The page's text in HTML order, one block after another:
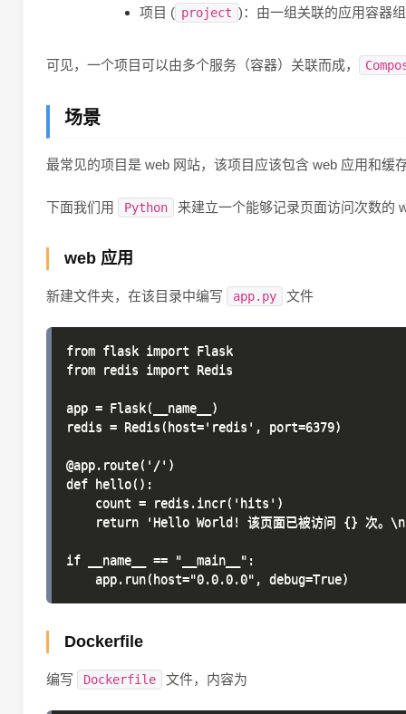
项目 ( project )：由一组关联的应用容器
可见，一个项目可以由多个服务（容器）关联而成，
场景
最常见的项目是 web 网站，该项目应该包含 web 应用和缓
下面我们用 Python 来建立一个能够记录页面访问次数的
web 应用
新建文件夹，在该目录中编写 app.py 文件
from flask import Flask
from redis import Redis
app = Flask(__name__)
redis = Redis(host='redis', port=6379)
@app.route('/')
def hello():
    count = redis.incr('hits')
return 'Hello World! 该页面已被访问 {} 次。
if __name__ == "__main__":
Dockerfile
编写 Dockerfile 文件，内容为